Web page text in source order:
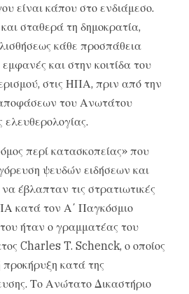
είναι κάπου στο ενδιάμεσο.
σταθερά τη δημοκρατία,
κάθε προσπάθεια
και στην κοιτίδα του
στις ΗΠΑ, πριν από την
του Ανωτάτου
ελευθερολογίας.
περί κατασκοπείας» που
ψευδών ειδήσεων και
έβλαπταν τις στρατιωτικές
κατά τον Α΄ Παγκόσμιο
ήταν ο γραμματέας του
Charles T. Schenck, ο οποίος
κατά της
Το Ανώτατο Δικαστήριο